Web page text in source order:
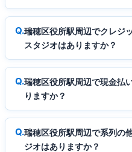
瑞穂区役所駅周辺でクレジ
スタジオはありますか？
瑞穂区役所駅周辺で現金払
りますか？
瑞穂区役所駅周辺で系列の
ジオはありますか？